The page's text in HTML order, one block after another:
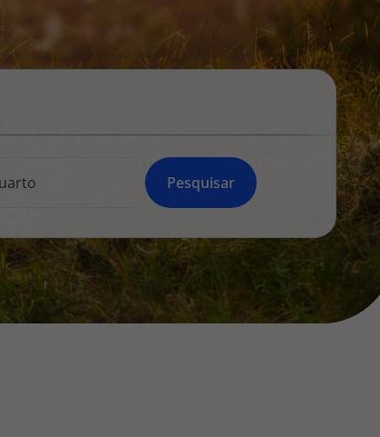
Apoio ao cliente no Estrangeiro
facilidade na marcação das suas viagens, tem ainda ao seu
dispor o nosso call center a funcionar todos os dias úteis das
10:00 às 20:00 e Sábado das 10:00 às 14:00.
Pesquisar